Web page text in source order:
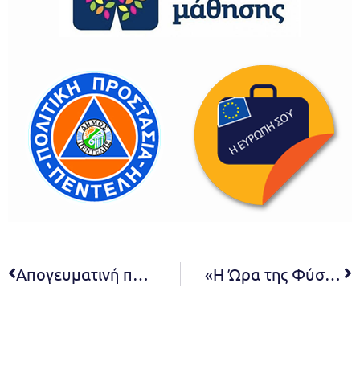
Απογευματινή πεζοπορία & Ηλιοβασίλεμα στο Πεντελικό βουνό «Η Ώρα της Φύσης στην Πεντέλη». Τριήμερο Περιβαλλοντικών Δράσεων για την Παγκόσμια Ημέρα Περιβάλλοντος